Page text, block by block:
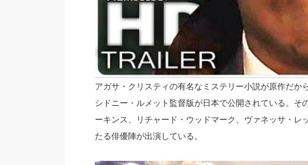
アガサ・クリスティの有名なミステリー小説が原作だ
シドニー・ルメット監督版が日本で公開されている。
ーキンス、リチャード・ウッドマーク、ヴァネッサ・レ
たる俳優陣が出演している。